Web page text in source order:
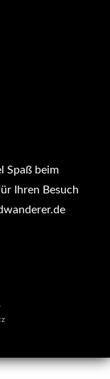
Spaß beim
Ihren Besuch